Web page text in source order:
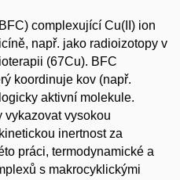
complexující Cu(II) ion
např. jako radioizotopy v
(67Cu). BFC
koordinuje kov (např.
aktivní molekule.
vykazovat vysokou
inertnost za
práci, termodynamické a
s makrocyklickými